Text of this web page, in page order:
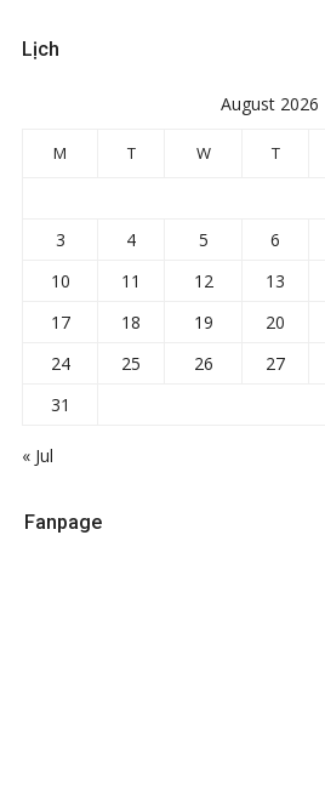
Lịch
August 2026
M T W T
3
4 5 6
10
11 12 13
17
18 19 20
24
25 26 27
31
« Jul
Fanpage